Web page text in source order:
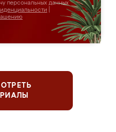
персональных данных